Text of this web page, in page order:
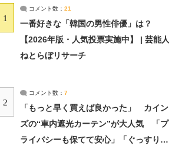
1
コメント数： 21
一番好きな「韓国の男性俳優」は？
【2026年版・人気投票実施中】 | 芸能人
ねとらぼリサーチ
2
コメント数： 7
「もっと早く買えば良かった」 カイン
ズの“車内遮光カーテン”が大人気 「プ
ライバシーも保てて安心」「ぐっすり眠